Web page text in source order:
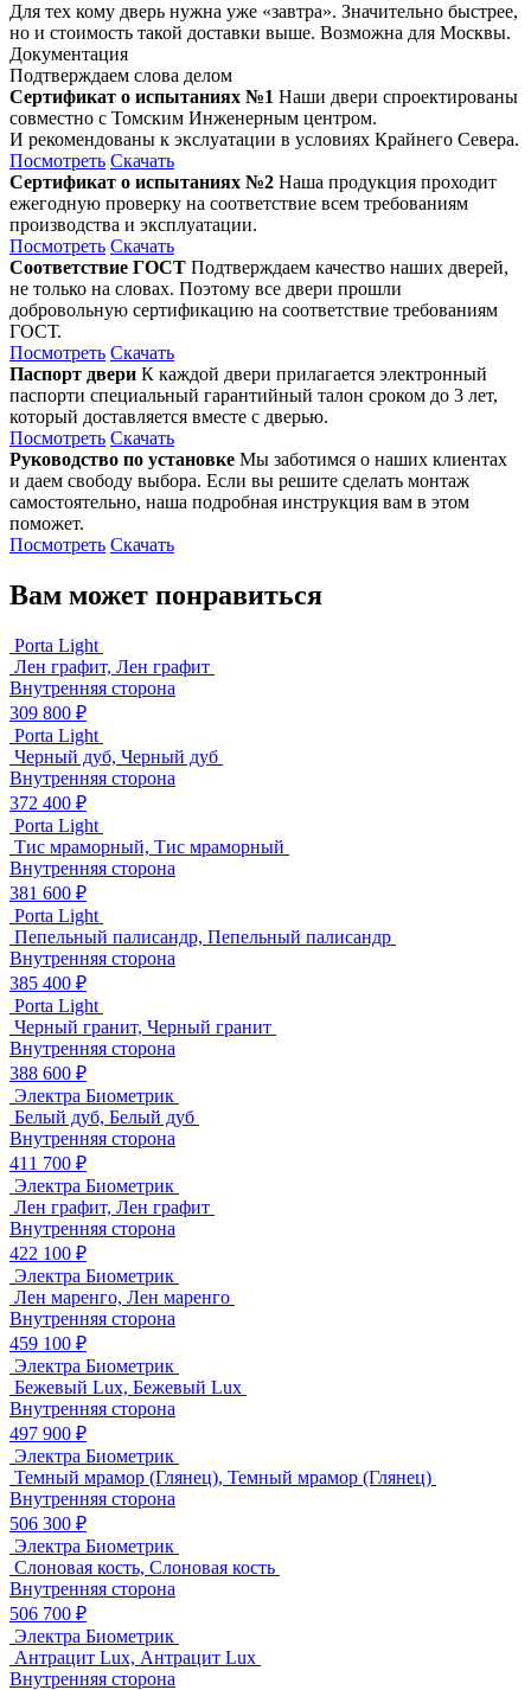
Для тех кому дверь нужна уже «завтра». Значительно быстрее,
но и стоимость такой доставки выше. Возможна для Москвы.
Документация
Подтверждаем слова делом
Сертификат о испытаниях №1 Наши двери спроектированы
совместно с Томским Инженерным центром.
И рекомендованы к экслуатации в условиях Крайнего Севера.
Посмотреть Скачать
Сертификат о испытаниях №2 Наша продукция проходит
ежегодную проверку на соответствие всем требованиям
производства и эксплуатации.
Посмотреть Скачать
Соответствие ГОСТ Подтверждаем качество наших дверей,
не только на словах. Поэтому все двери прошли
добровольную сертификацию на соответствие требованиям
ГОСТ.
Посмотреть Скачать
Паспорт двери К каждой двери прилагается электронный
паспорти специальный гарантийный талон сроком до 3 лет,
который доставляется вместе с дверью.
Посмотреть Скачать
Руководство по установке Мы заботимся о наших клиентах
и даем свободу выбора. Если вы решите сделать монтаж
самостоятельно, наша подробная инструкция вам в этом
поможет.
Посмотреть Скачать
Вам может понравиться
Porta Light
Лен графит, Лен графит
Внутренняя сторона
309 800 ₽
Porta Light
Черный дуб, Черный дуб
Внутренняя сторона
372 400 ₽
Porta Light
Тис мраморный, Тис мраморный
Внутренняя сторона
381 600 ₽
Porta Light
Пепельный палисандр, Пепельный палисандр
Внутренняя сторона
385 400 ₽
Porta Light
Черный гранит, Черный гранит
Внутренняя сторона
388 600 ₽
Электра Биометрик
Белый дуб, Белый дуб
Внутренняя сторона
411 700 ₽
Электра Биометрик
Лен графит, Лен графит
Внутренняя сторона
422 100 ₽
Электра Биометрик
Лен маренго, Лен маренго
Внутренняя сторона
459 100 ₽
Электра Биометрик
Бежевый Lux, Бежевый Lux
Внутренняя сторона
497 900 ₽
Электра Биометрик
Темный мрамор (Глянец), Темный мрамор (Глянец)
Внутренняя сторона
506 300 ₽
Электра Биометрик
Слоновая кость, Слоновая кость
Внутренняя сторона
506 700 ₽
Электра Биометрик
Антрацит Lux, Антрацит Lux
Внутренняя сторона